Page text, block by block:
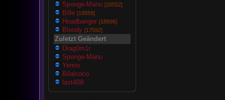
Sponge-Manu [20552]
Bille [19558]
Headbanger [18696]
Bloody [17592]
Zuletzt Geändert
Drag0m1r
Sponge-Manu
Yemix
Bilalcoco
last409